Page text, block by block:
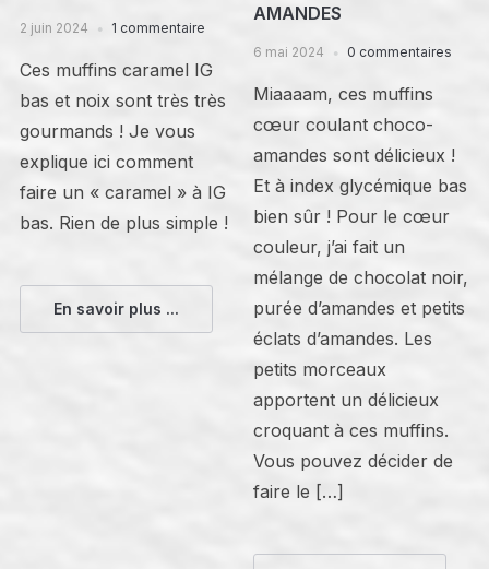
2 juin 2024 1 commentaire
Ces muffins caramel IG
bas et noix sont très très
gourmands ! Je vous
explique ici comment
faire un « caramel » à IG
bas. Rien de plus simple !
En savoir plus ...
AMANDES
6 mai 2024 0 commentaires
Miaaaam, ces muffins
cœur coulant choco-
amandes sont délicieux !
Et à index glycémique bas
bien sûr ! Pour le cœur
couleur, j’ai fait un
mélange de chocolat noir,
purée d’amandes et petits
éclats d’amandes. Les
petits morceaux
apportent un délicieux
croquant à ces muffins.
Vous pouvez décider de
faire le […]